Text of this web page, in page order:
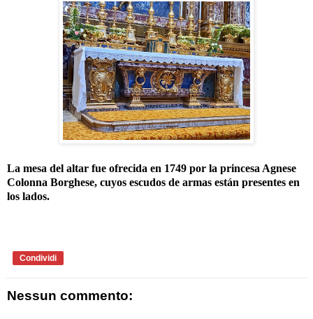
La mesa del altar fue ofrecida en 1749 por la princesa Agnese
Colonna Borghese, cuyos escudos de armas están presentes en
los lados.
Condividi
Nessun commento: